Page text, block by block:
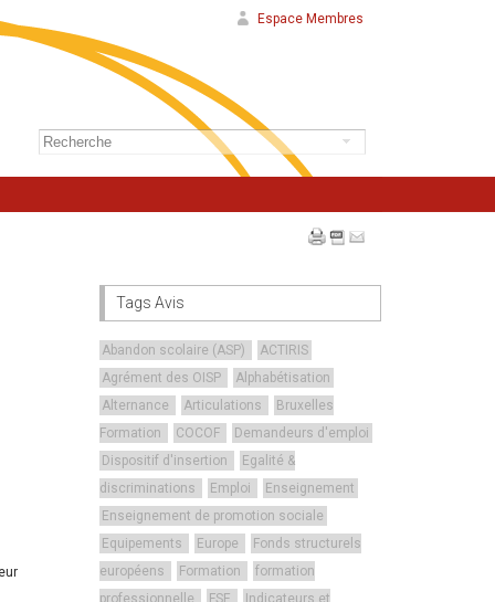
Espace Membres
Tags Avis
Abandon scolaire (ASP)
ACTIRIS
Agrément des OISP
Alphabétisation
Alternance
Articulations
Bruxelles
Formation
COCOF
Demandeurs d'emploi
Dispositif d'insertion
Egalité &
discriminations
Emploi
Enseignement
Enseignement de promotion sociale
Equipements
Europe
Fonds structurels
européens
Formation
formation
professionnelle
FSE
Indicateurs et